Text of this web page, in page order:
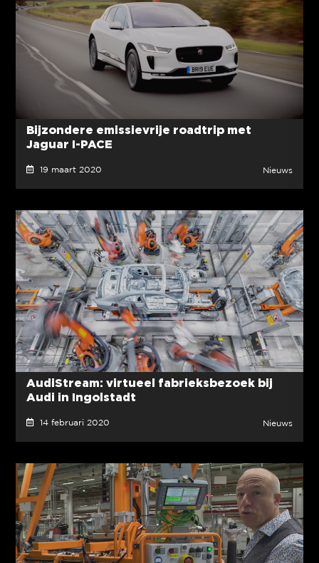
Bijzondere emissievrije roadtrip met
Jaguar I-PACE
19 maart 2020 Nieuws
AudiStream: virtueel fabrieksbezoek bij
Audi in Ingolstadt
14 februari 2020 Nieuws